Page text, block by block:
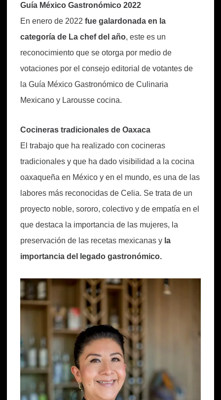
Guía México Gastronómico 2022
En enero de 2022 fue galardonada en la
categoría de La chef del año, este es un
reconocimiento que se otorga por medio de
votaciones por el consejo editorial de votantes de
la Guía México Gastronómico de Culinaria
Mexicano y Larousse cocina.
Cocineras tradicionales de Oaxaca
El trabajo que ha realizado con cocineras
tradicionales y que ha dado visibilidad a la cocina
oaxaqueña en México y en el mundo, es una de las
labores más reconocidas de Celia. Se trata de un
proyecto noble, sororo, colectivo y de empatía en el
que destaca la importancia de las mujeres, la
preservación de las recetas mexicanas y la
importancia del legado gastronómico.